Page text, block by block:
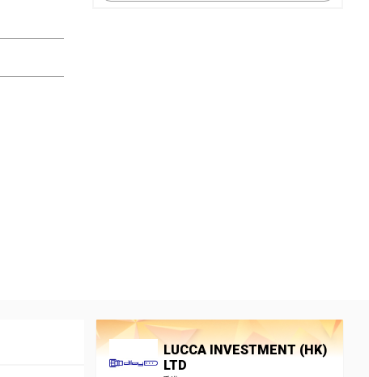
LUCCA INVESTMENT (HK)
LTD